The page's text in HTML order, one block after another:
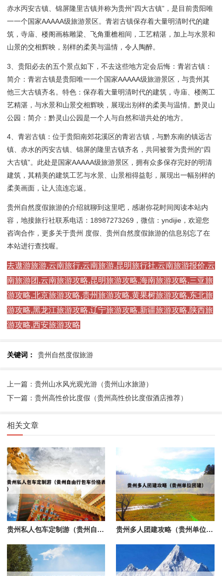
赤水丙安古镇、锦屏隆里古镇并称为贵州“四大古镇”，是目前贵阳唯
一一个国家AAAAA级旅游景区。青岩古镇保存着大量明清时代的建
筑，寺庙、楼阁画栋雕梁、飞角重檐相间，工艺精湛，加上与水景和
山景的交相辉映，别样的柔美与温情，令人陶醉。
3、贵阳必去的五个景点如下，不去这些地方定会后悔：青岩古镇：
简介：青岩古镇是贵阳唯一一个国家AAAAA级旅游景区，与贵州其
他三大古镇齐名。特色：保存着大量明清时代的建筑，寺庙、楼阁工
艺精湛，与水景和山景交相辉映，展现出别样的柔美与温情。黔灵山
公园：简介：黔灵山公园是一个人与自然和谐共处的地方。
4、青岩古镇：位于贵阳南郊花溪区的青岩古镇，与黔东南的镇远古
镇、赤水的丙安古镇、锦屏的隆里古镇齐名，共同被誉为贵州的“四
大古镇”。此处是国家AAAAA级旅游景区，拥有众多保存完好的明清
建筑，其精美的建筑工艺与水景、山景相得益彰，展现出一幅别样的
柔美画面，让人流连忘返。
贵州自然度假旅游的介绍就聊到这里吧，感谢你花时间阅读本站内
容，地接旅行社联系电话：18987273269，微信：yndijie，欢迎您
咨询合作，更多关于贵州 度假、贵州自然度假旅游的信息别忘了在
本站进行查找喔。
去遨游旅游,云南旅行,云南旅游,昆明旅行社,云南旅游报价,云
南旅游团,云南旅游攻略,昆明旅游攻略,海南旅游攻略,三亚旅
游攻略,北京旅游攻略,贵州旅游攻略,黄果树旅游攻略,东北旅
游攻略,黑龙江旅游攻略,辽宁旅游攻略,新疆旅游攻略,陕西旅
游攻略,西安旅游攻略
关键词： 贵州自然度假旅游
上一篇：贵州山水风光观光游（贵州山水旅游）
下一篇：贵州高性价比度假（贵州高性价比度假酒店推荐）
相关文章
贵州私人包车定制游（贵州自由行包车价格表） 贵州多人团建攻略（贵州单位团建）